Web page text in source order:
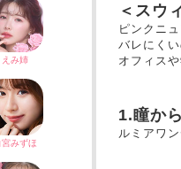
＜スウ
ピンクニ
バレにく
オフィス
1.瞳か
ルミアワ